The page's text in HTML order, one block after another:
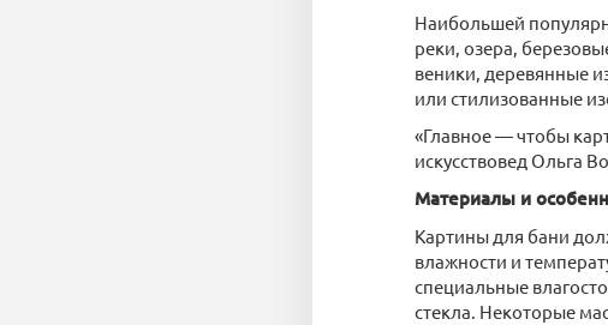
Наибольшей
реки, озера,
веники, деревянные
или стилизованные
«Главное — чтобы
искусствовед Ольга
Материалы и
Картины для бани
влажности и
специальные
стекла. Некоторые